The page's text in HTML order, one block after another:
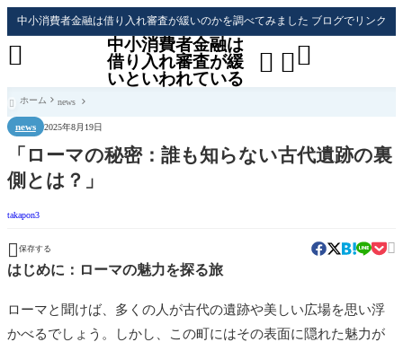
中小消費者金融は借り入れ審査が緩いのかを調べてみました ブログでリンク
中小消費者金融は
借り入れ審査が緩
いといわれている
 

 ホーム news
news 2025年8月19日
「ローマの秘密：誰も知らない古代遺跡の裏
側とは？」
takapon3
 保存する 
はじめに：ローマの魅力を探る旅
ローマと聞けば、多くの人が古代の遺跡や美しい広場を思い浮
かべるでしょう。しかし、この町にはその表面に隠れた魅力が